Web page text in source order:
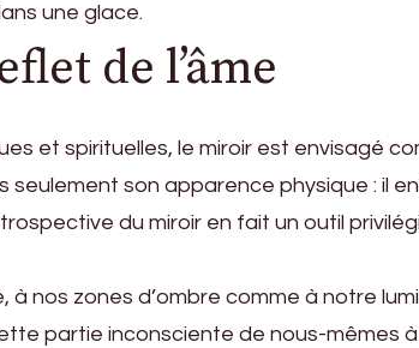
une glace.
de l’âme
et spirituelles, le miroir est envisagé
seulement son apparence physique : il
du miroir en fait un outil
nos zones d’ombre comme à notre
partie inconsciente de nous-mêmes